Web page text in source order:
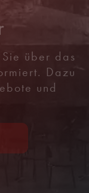
über das
Dazu
und